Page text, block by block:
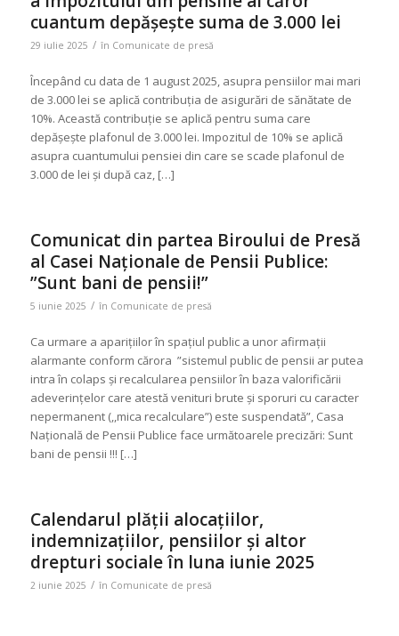
cuantum depășește suma de 3.000 lei
29 iulie 2025 / în Comunicate de presă
Începând cu data de 1 august 2025, asupra pensiilor mai mari
de 3.000 lei se aplică contribuția de asigurări de sănătate de
10%. Această contribuție se aplică pentru suma care
depășește plafonul de 3.000 lei. Impozitul de 10% se aplică
asupra cuantumului pensiei din care se scade plafonul de
3.000 de lei și după caz, […]
Comunicat din partea Biroului de Presă
al Casei Naționale de Pensii Publice:
”Sunt bani de pensii!”
5 iunie 2025 / în Comunicate de presă
Ca urmare a aparițiilor în spațiul public a unor afirmații
alarmante conform cărora ”sistemul public de pensii ar putea
intra în colaps și recalcularea pensiilor în baza valorificării
adeverințelor care atestă venituri brute și sporuri cu caracter
nepermanent (,,mica recalculare”) este suspendată”, Casa
Națională de Pensii Publice face următoarele precizări: Sunt
bani de pensii !!! […]
Calendarul plății alocațiilor,
indemnizațiilor, pensiilor și altor
drepturi sociale în luna iunie 2025
2 iunie 2025 / în Comunicate de presă